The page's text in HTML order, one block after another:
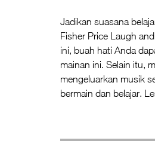
Jadikan suasana
Fisher Price Laugh
ini, buah hati Anda
mainan ini. Selain itu,
mengeluarkan musik
bermain dan belajar.